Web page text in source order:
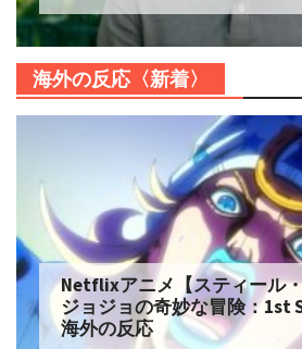
海外の反応〈新着〉
Netflixアニメ【スティール
ジョジョの奇妙な冒険：1st
海外の反応